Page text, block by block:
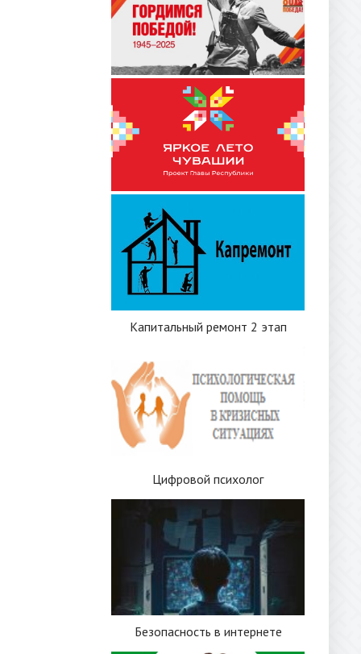
Капитальный ремонт 2 этап
Цифровой психолог
Безопасность в интернете